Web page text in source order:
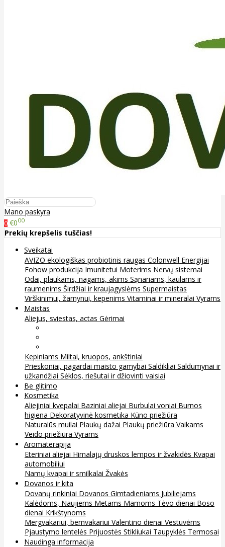
Mano paskyra
0 €000
Prekių krepšelis tuščias!
Sveikatai
AVIZO ekologiškas probiotinis raugas Colonwell Energijai
Fohow produkcija Imunitetui Moterims Nervų sistemai
Odai, plaukams, nagams, akims Sąnariams, kaulams ir
raumenims Širdžiai ir kraujagyslėms Supermaistas
Virškinimui, žarnynui, kepenims Vitaminai ir mineralai Vyrams
Maistas
Aliejus, sviestas, actas Gėrimai
Kepiniams Miltai, kruopos, ankštiniai
Prieskoniai, pagardai maisto gamybai Saldikliai Saldumynai ir
užkandžiai Sėklos, riešutai ir džiovinti vaisiai
Be glitimo
Kosmetika
Aliejiniai kvepalai Baziniai aliejai Burbulai voniai Burnos
higiena Dekoratyvinė kosmetika Kūno priežiūra
Naturalūs muilai Plaukų dažai Plaukų priežiūra Vaikams
Veido priežiūra Vyrams
Aromaterapija
Eteriniai aliejai Himalajų druskos lempos ir žvakidės Kvapai
automobiliui
Namų kvapai ir smilkalai Žvakės
Dovanos ir kita
Dovanų rinkiniai Dovanos Gimtadieniams Jubiliejams
Kalėdoms, Naujiems Metams Mamoms Tėvo dienai Boso
dienai Krikštynoms
Mergvakariui, bernvakariui Valentino dienai Vestuvėms
Pjaustymo lentelės Prijuostės Stikliukai Taupyklės Termosai
Naudinga informacija